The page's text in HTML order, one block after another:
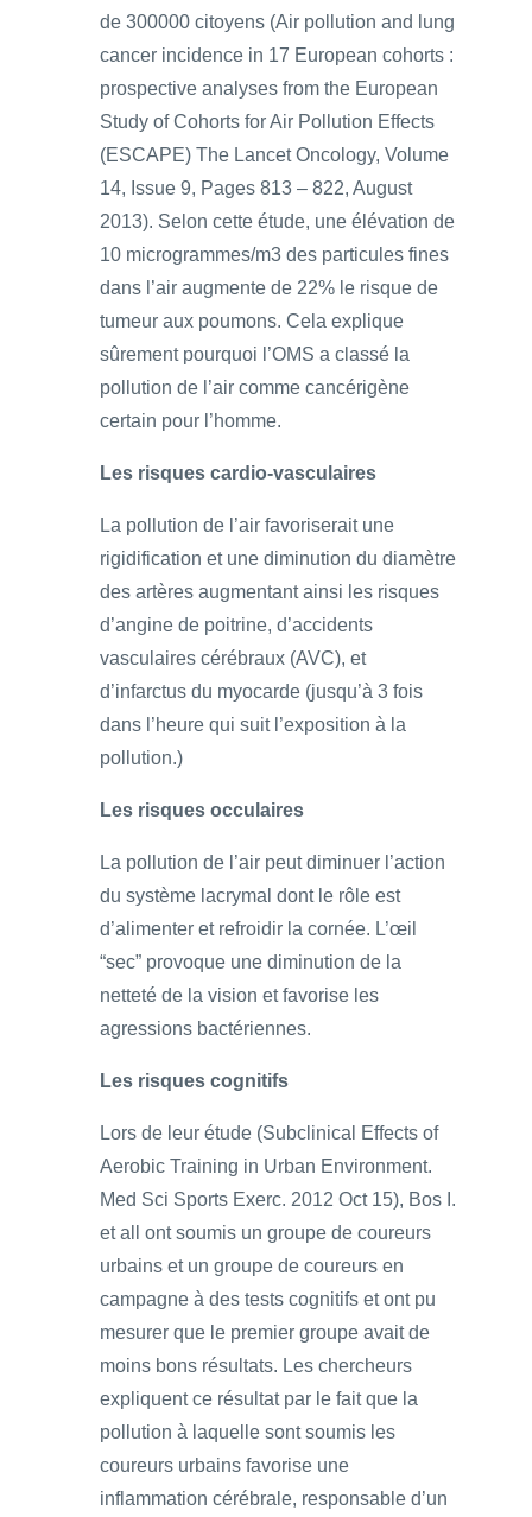
de 300000 citoyens (Air pollution and lung
cancer incidence in 17 European cohorts :
prospective analyses from the European
Study of Cohorts for Air Pollution Effects
(ESCAPE) The Lancet Oncology, Volume
14, Issue 9, Pages 813 – 822, August
2013). Selon cette étude, une élévation de
10 microgrammes/m3 des particules fines
dans l’air augmente de 22% le risque de
tumeur aux poumons. Cela explique
sûrement pourquoi l’OMS a classé la
pollution de l’air comme cancérigène
certain pour l’homme.
Les risques cardio-vasculaires
La pollution de l’air favoriserait une
rigidification et une diminution du diamètre
des artères augmentant ainsi les risques
d’angine de poitrine, d’accidents
vasculaires cérébraux (AVC), et
d’infarctus du myocarde (jusqu’à 3 fois
dans l’heure qui suit l’exposition à la
pollution.)
Les risques occulaires
La pollution de l’air peut diminuer l’action
du système lacrymal dont le rôle est
d’alimenter et refroidir la cornée. L’œil
“sec” provoque une diminution de la
netteté de la vision et favorise les
agressions bactériennes.
Les risques cognitifs
Lors de leur étude (Subclinical Effects of
Aerobic Training in Urban Environment.
Med Sci Sports Exerc. 2012 Oct 15), Bos I.
et all ont soumis un groupe de coureurs
urbains et un groupe de coureurs en
campagne à des tests cognitifs et ont pu
mesurer que le premier groupe avait de
moins bons résultats. Les chercheurs
expliquent ce résultat par le fait que la
pollution à laquelle sont soumis les
coureurs urbains favorise une
inflammation cérébrale, responsable d’un